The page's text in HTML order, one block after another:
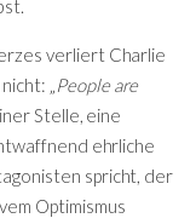
verliert Charlie
„
People are
Stelle, eine
ehrliche
spricht, der
Optimismus